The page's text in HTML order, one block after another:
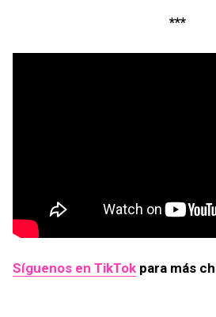
***
Síguenos en TikTok para más